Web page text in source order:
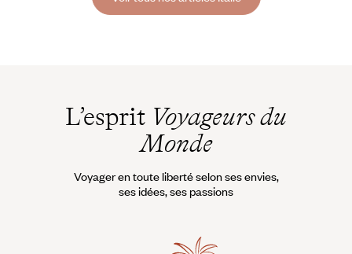
souliers, loups et cannes ouvragées.
L’esprit Voyageurs du
Monde
Voyager en toute liberté selon ses envies,
ses idées, ses passions